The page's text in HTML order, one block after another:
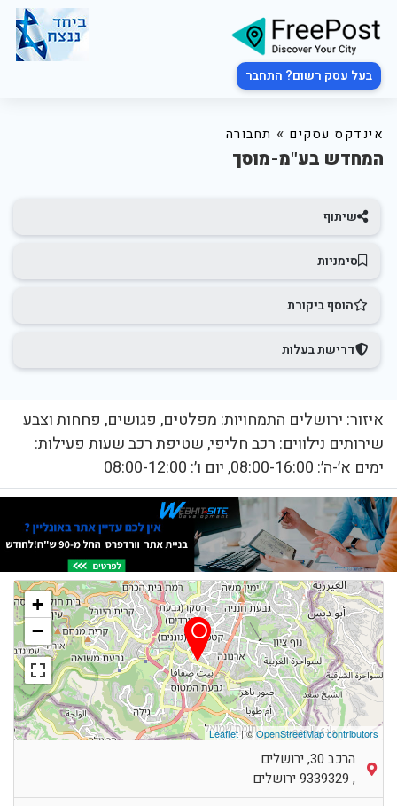
בעל עסק רשום? התחבר
אינדקס עסקים » תחבורה
המחדש בע"מ-מוסך
שיתוף
סימניות
הוסף ביקורת
דרישת בעלות
איזור: ירושלים התמחויות: מפלטים, פגושים, פחחות וצבע
שירותים נילווים: רכב חליפי, שטיפת רכב שעות פעילות:
ימים א׳-ה׳: 08:00-16:00, יום ו׳: 08:00-12:00
+
−
Leaflet| ©OpenStreetMap contributors
הרכב 30, ירושלים
,
9339329 ירושלים